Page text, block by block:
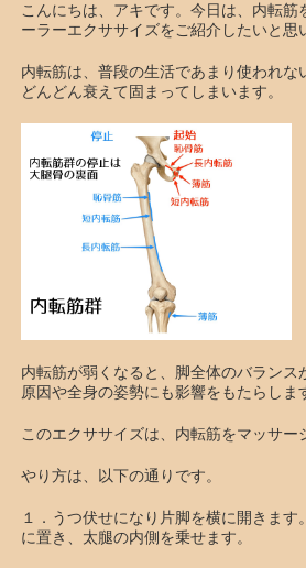
こんにちは、アキです。今日は、内転筋
ーラーエクササイズをご紹介したいと思
内転筋は、普段の生活であまり使われな
どんどん衰えて固まってしまいます。
内転筋が弱くなると、脚全体のバランス
原因や全身の姿勢にも影響をもたらしま
このエクササイズは、内転筋をマッサー
やり方は、以下の通りです。
１．うつ伏せになり片脚を横に開きま
に置き、太腿の内側を乗せます。